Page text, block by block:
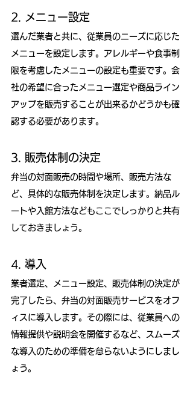
2. メニュー設定
選んだ業者と共に、従業員のニーズに応じた
メニューを設定します。アレルギーや食事制
限を考慮したメニューの設定も重要です。会
社の希望に合ったメニュー選定や商品ライン
アップを販売することが出来るかどうかも確
認する必要があります。
3. 販売体制の決定
弁当の対面販売の時間や場所、販売方法な
ど、具体的な販売体制を決定します。納品ル
ートや入館方法などもここでしっかりと共有
しておきましょう。
4. 導入
業者選定、メニュー設定、販売体制の決定が
完了したら、弁当の対面販売サービスをオフ
ィスに導入します。その際には、従業員への
情報提供や説明会を開催するなど、スムーズ
な導入のための準備を怠らないようにしまし
ょう。